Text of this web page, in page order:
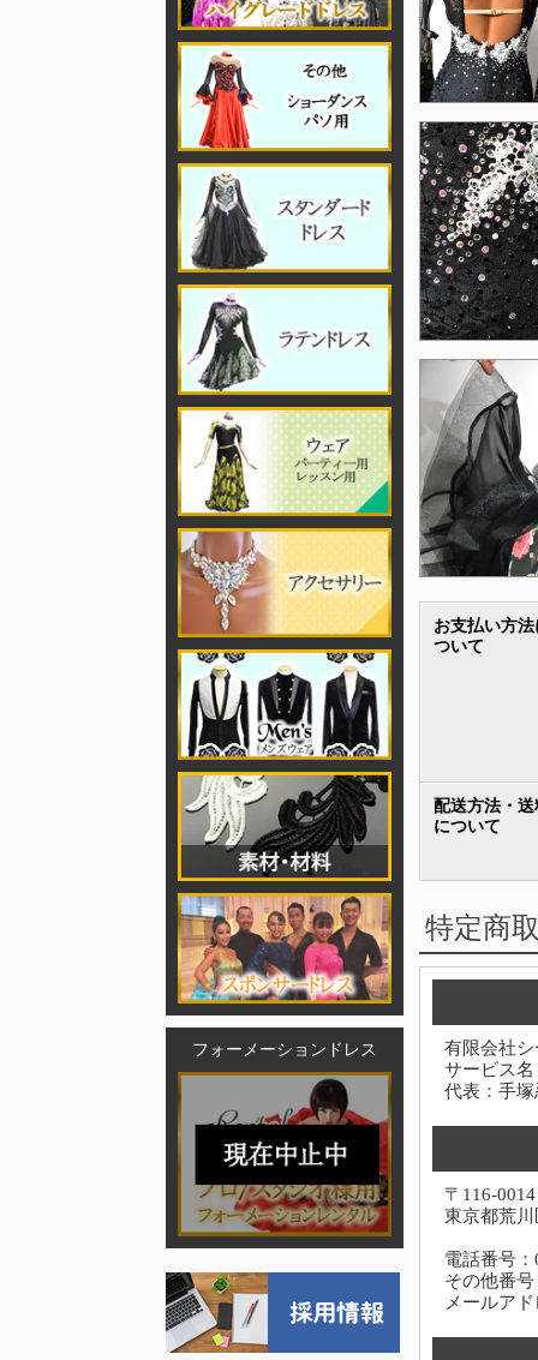
フォーメーションドレス
お支払い方法
ついて
配送方法・送
について
特定商
有限会社シ
サービス
代表：手塚
〒116-0014
東京都荒
電話番号
その他番
メールア